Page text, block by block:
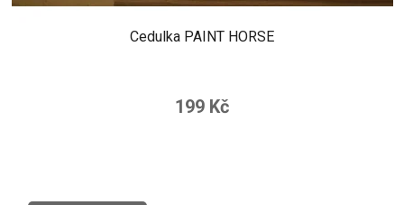
Cedulka PAINT HORSE
199 Kč